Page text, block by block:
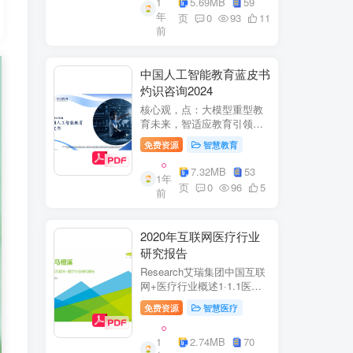
参编綦兵、谷金辉、温庆
福、王丹、岳...
年
前
页
0 93 11
中国人工智能教育蓝皮书
灼识咨询2024
核心观，点：大模型重型教
育未来，智适应教育引领
A+教有新纪元灼识咨询
China inshts Consultancy帆
观：深剂：洞来：失减：全
球故有革新浪湘2学习机妆占
硬件查头智道，应学习机市
免费资源 智慧教育
1年
前
7.32MB
53
页
0 96 5
2020年互联网医疗行业
研究报告
Research艾瑞集团中国互联
网+医疗行业概述1·1.1医疗
行业困境中国互联网+医疗行
业现状2中国互联网+医疗用
户行为洞察3中国互联网+医
疗热门赛道分析4中国互联网
免费资源 智慧医疗
1
2.74MB
70